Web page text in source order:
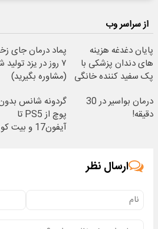
از سراسر وب
پایان دغدغه هزینه
های دندان پزشکی با
پک سفید کننده خانگی
پماد درمان جای
۷ روز در یزد
(مشاوره بگیرید)
درمان بواسیر در 30
دقیقه!
گردونه شانس
پوچ از PS5 تا
آیفون17 و
ارسال نظر